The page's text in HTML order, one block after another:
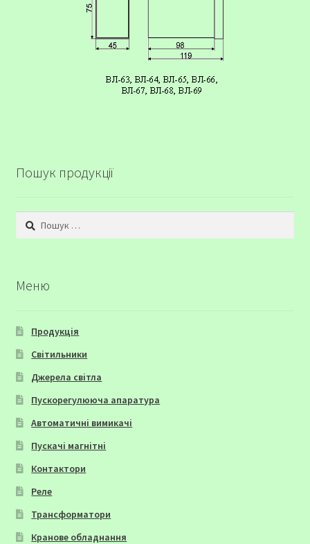
Пошук продукції
Пошук:
Меню
Продукція
Світильники
Джерела світла
Пускорегулююча апаратура
Автоматичні вимикачі
Пускачі магнітні
Контактори
Реле
Трансформатори
Кранове обладнання